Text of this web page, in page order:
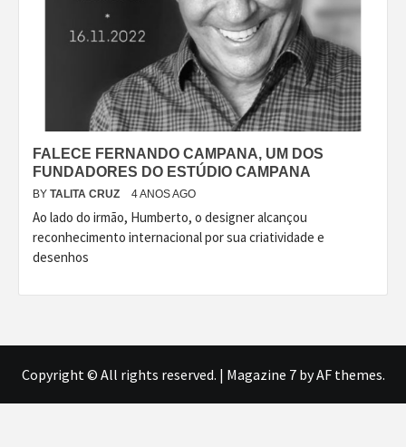
FALECE FERNANDO CAMPANA, UM DOS
FUNDADORES DO ESTÚDIO CAMPANA
BY TALITA CRUZ 4 ANOS AGO
Ao lado do irmão, Humberto, o designer alcançou
reconhecimento internacional por sua criatividade e
desenhos
Copyright © All rights reserved. | Magazine 7by AF themes.